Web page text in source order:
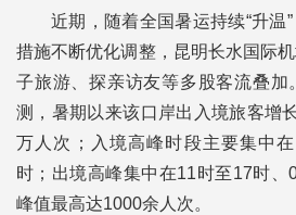
近期，随着全国暑运持续“升温
措施不断优化调整，昆明长水国际
子旅游、探亲访友等多股客流叠加
测，暑期以来该口岸出入境旅客增
万人次；入境高峰时段主要集中
时；出境高峰集中在11时至17时、
峰值最高达1000余人次。